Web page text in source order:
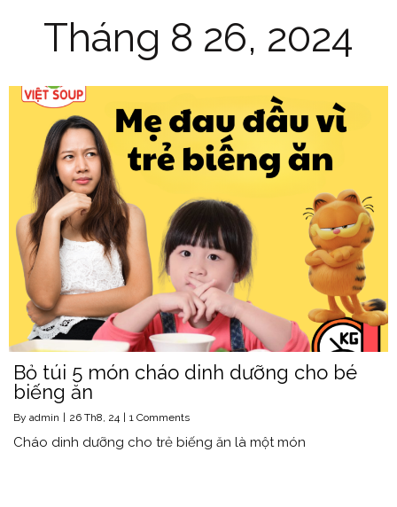
Tháng 8 26, 2024
Bỏ túi 5 món cháo dinh dưỡng cho bé
biếng ăn
By admin | 26 Th8, 24 | 1 Comments
Cháo dinh dưỡng cho trẻ biếng ăn là một món